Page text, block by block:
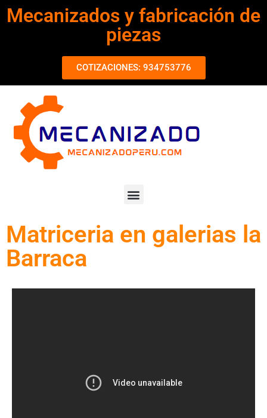
Mecanizados y fabricación de
piezas
COTIZACIONES: 934753776
Matriceria en galerias la
Barraca